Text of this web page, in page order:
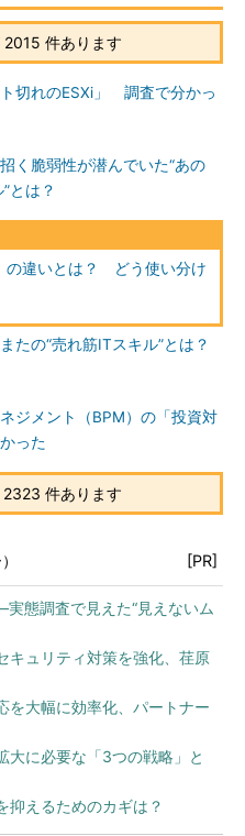
件あります
切れのESXi」 調査で分かっ
く脆弱性が潜んでいた“あの
とは？
の違いとは？ どう使い分け
たの“売れ筋ITスキル”とは？
ジメント（BPM）の「投資対
った
件あります
[PR]
態調査で見えた“見えないム
キュリティ対策を強化、荏原
を大幅に効率化、パートナー
大に必要な「3つの戦略」と
抑えるためのカギは？